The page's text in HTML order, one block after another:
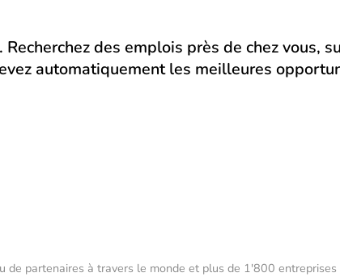
des emplois près de chez vous,
automatiquement les meilleures
de partenaires à travers le monde et plus de 1'800